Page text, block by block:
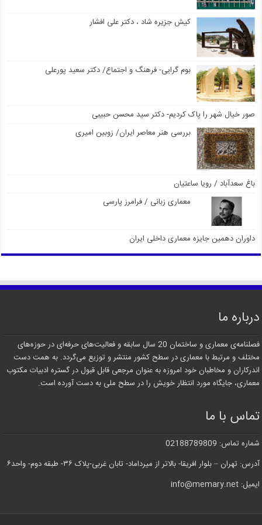
کیش جزیره شاد ، دکتر علی افشار
بوم گرایی- فرهنگ و اجتماع/ دکتر سعید پورعلی
صور خیال شهر را پاک کردیم- دکتر سید محسن حبیبی
بررسی هنر معاصر ایران/ زوبین امیری
باغ سعدآباد / رویا ساعتیان
معماری زبانی / فرامرز پارسی
داوران دهمین جایزه معماری داخلی ایران
درباره ما
فصلنامه‌ی معماری و ساختمان 20 سال سابقه و فعالیت‌های حرفه‌ای در حوزه‌های
مختلف و مرتبط با معماری در سطح کشور منتشر و توزیع می‌گردد. به همت دست
اندرکاران و مخاطبان خود امروزه به عنوان مرجعی قابل قبول در گستره ادبیات مکتوب
معماری، جایگاه مورد انتظار خویش را در سطح ملی به دست آورده است.
تماس با ما
شماره تماس: 02188789809
آدرس: تهران – بلوار افریقا- بالاتر از میرداماد- تابان غربی-پلاک ۳۶- طبقه دوم- واحد۶
ایمیل: info@memary.net